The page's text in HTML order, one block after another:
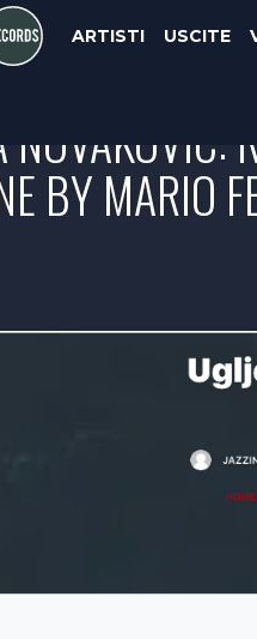
ARTISTI USCITE
NOVAKOVIC:
BY MARIO